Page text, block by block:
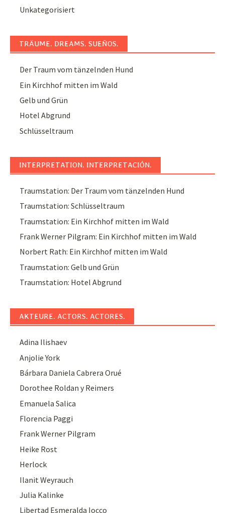
Unkategorisiert
TRÄUME. DREAMS. SUEÑOS.
Der Traum vom tänzelnden Hund
Ein Kirchhof mitten im Wald
Gelb und Grün
Hotel Abgrund
Schlüsseltraum
INTERPRETATION. INTERPRETACIÓN.
Traumstation: Der Traum vom tänzelnden Hund
Traumstation: Schlüsseltraum
Traumstation: Ein Kirchhof mitten im Wald
Frank Werner Pilgram: Ein Kirchhof mitten im Wald
Norbert Rath: Ein Kirchhof mitten im Wald
Traumstation: Gelb und Grün
Traumstation: Hotel Abgrund
AKTEURE. ACTORS. ACTORES.
Adina Ilishaev
Anjolie York
Bárbara Daniela Cabrera Orué
Dorothee Roldan y Reimers
Emanuela Salica
Florencia Paggi
Frank Werner Pilgram
Heike Rost
Herlock
Ilanit Weyrauch
Julia Kalinke
Libertad Esmeralda Iocco